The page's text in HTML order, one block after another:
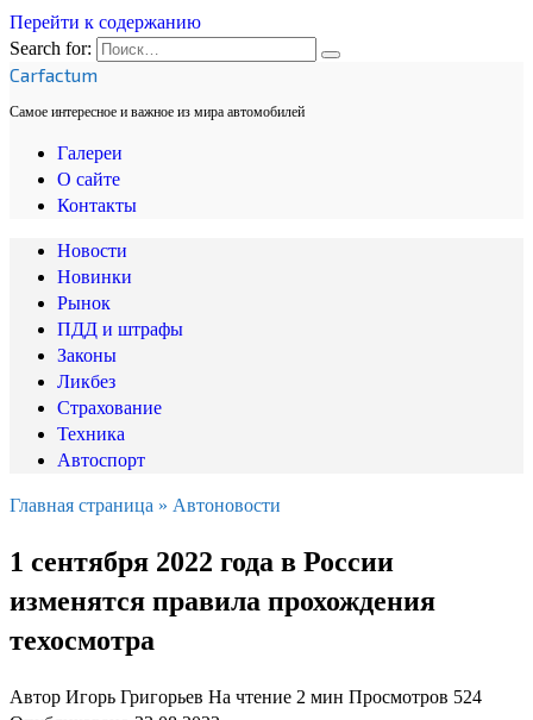
Перейти к содержанию
Search for:
Carfactum
Самое интересное и важное из мира автомобилей
Галереи
О сайте
Контакты
Новости
Новинки
Рынок
ПДД и штрафы
Законы
Ликбез
Страхование
Техника
Автоспорт
Главная страница » Автоновости
1 сентября 2022 года в России
изменятся правила прохождения
техосмотра
Автор Игорь Григорьев На чтение 2 мин Просмотров 524